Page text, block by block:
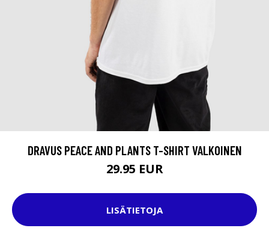
DRAVUS PEACE AND PLANTS T-SHIRT VALKOINEN
29.95 EUR
LISÄTIETOJA